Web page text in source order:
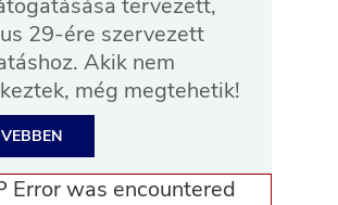
tervezett,
29-ére szervezett
Akik nem
még megtehetik!
Error was encountered